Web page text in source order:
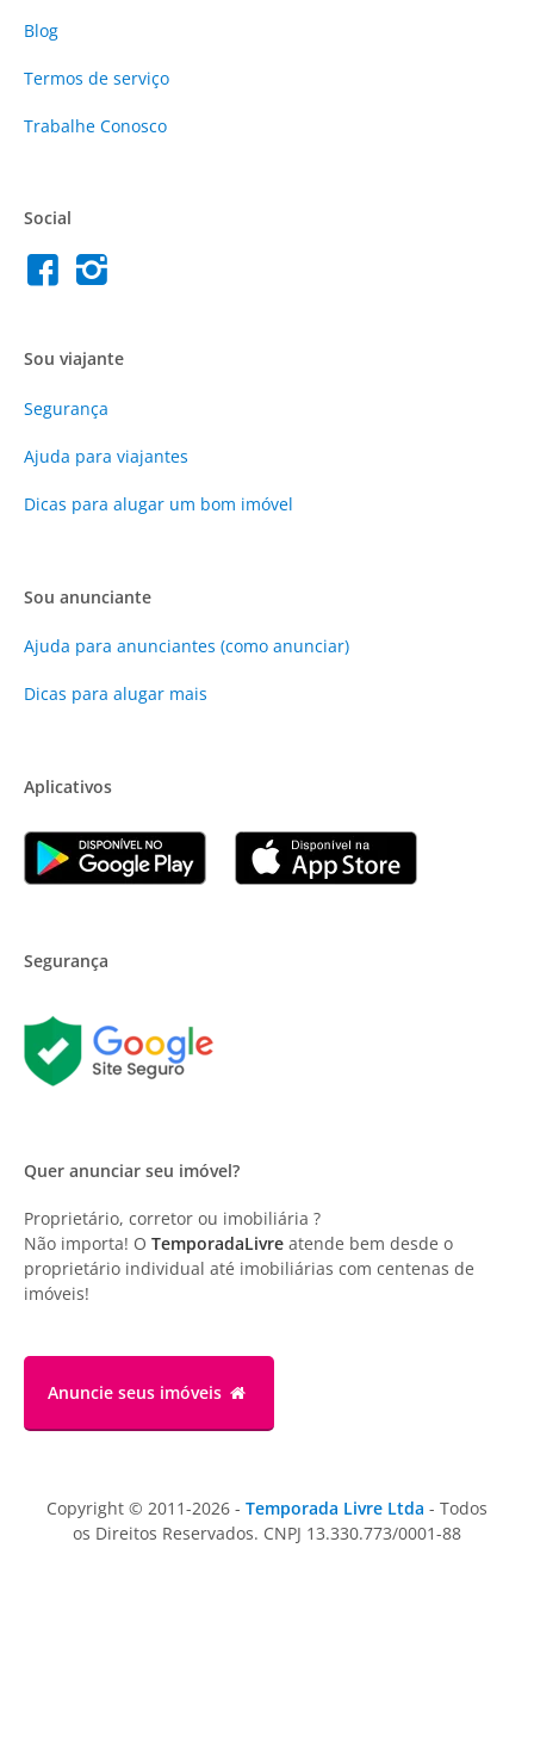
Blog
Termos de serviço
Trabalhe Conosco
Social
Sou viajante
Segurança
Ajuda para viajantes
Dicas para alugar um bom imóvel
Sou anunciante
Ajuda para anunciantes (como anunciar)
Dicas para alugar mais
Aplicativos
Segurança
Quer anunciar seu imóvel?
Proprietário, corretor ou imobiliária ?
Não importa! O TemporadaLivre atende bem desde o
proprietário individual até imobiliárias com centenas de
imóveis!
Anuncie seus imóveis
Copyright © 2011-2026 - Temporada Livre Ltda - Todos
os Direitos Reservados. CNPJ 13.330.773/0001-88